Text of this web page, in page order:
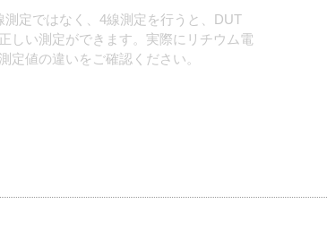
定ではなく、4線測定を行うと、DUT
しい測定ができます。実際にリチウム電
定値の違いをご確認ください。